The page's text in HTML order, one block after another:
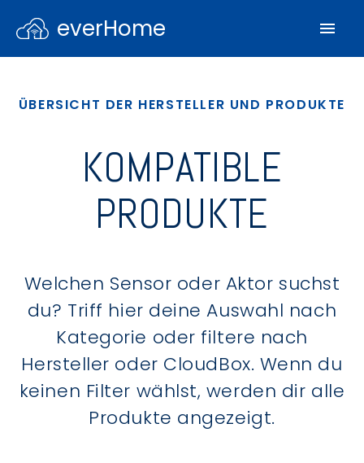
everHome
ÜBERSICHT DER HERSTELLER UND PRODUKTE
KOMPATIBLE
PRODUKTE
Welchen Sensor oder Aktor suchst
du? Triff hier deine Auswahl nach
Kategorie oder filtere nach
Hersteller oder CloudBox. Wenn du
keinen Filter wählst, werden dir alle
Produkte angezeigt.